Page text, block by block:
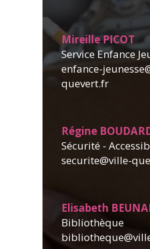
Mireille PICOT
Service Enfance
enfance-
quevert.fr
Régine
Sécurité -
securite@ville-
Elisabeth
Bibliothèque